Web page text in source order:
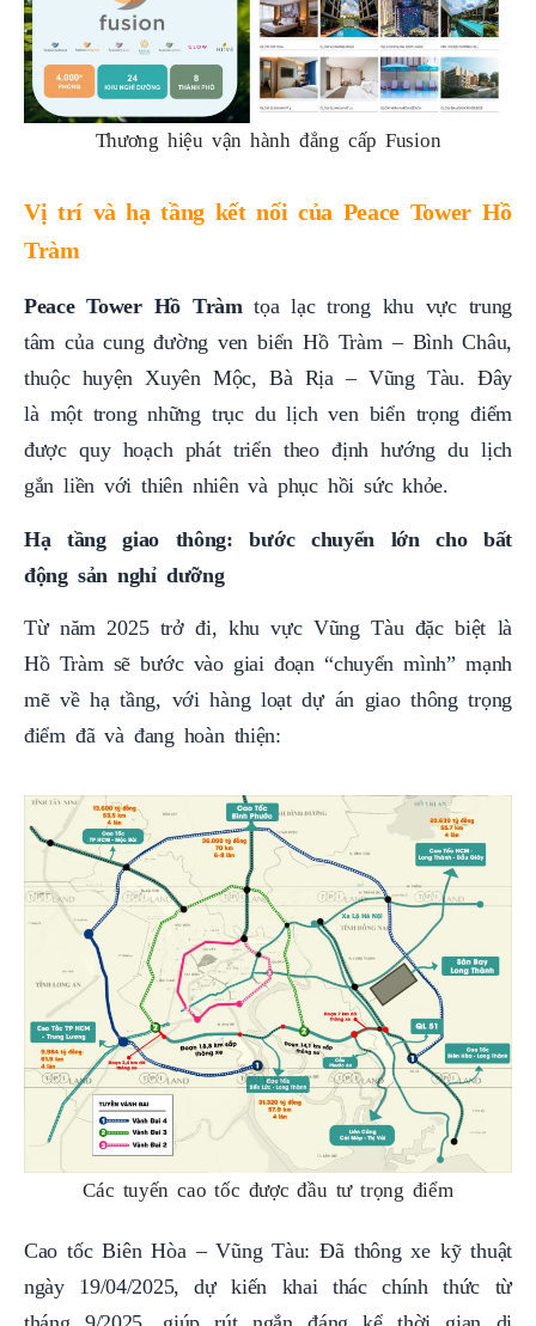
Thương hiệu vận hành đẳng cấp Fusion
Vị trí và hạ tầng kết nối của Peace Tower Hồ
Tràm
Peace Tower Hồ Tràmtọa lạc trong khu vực trung
tâm của cung đường ven biển Hồ Tràm – Bình Châu,
thuộc huyện Xuyên Mộc, Bà Rịa – Vũng Tàu. Đây
là một trong những trục du lịch ven biển trọng điểm
được quy hoạch phát triển theo định hướng du lịch
gắn liền với thiên nhiên và phục hồi sức khỏe.
Hạ tầng giao thông: bước chuyển lớn cho bất
động sản nghỉ dưỡng
Từ năm 2025 trở đi, khu vực Vũng Tàu đặc biệt là
Hồ Tràm sẽ bước vào giai đoạn “chuyển mình” mạnh
mẽ về hạ tầng, với hàng loạt dự án giao thông trọng
điểm đã và đang hoàn thiện:
Các tuyến cao tốc được đầu tư trọng điểm
Cao tốc Biên Hòa – Vũng Tàu: Đã thông xe kỹ thuật
ngày 19/04/2025, dự kiến khai thác chính thức từ